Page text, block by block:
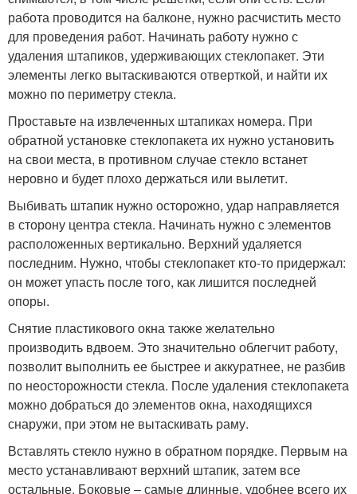
работа проводится на балконе, нужно расчистить место
для проведения работ. Начинать работу нужно с
удаления штапиков, удерживающих стеклопакет. Эти
элементы легко вытаскиваются отверткой, и найти их
можно по периметру стекла.
Проставьте на извлеченных штапиках номера. При
обратной установке стеклопакета их нужно установить
на свои места, в противном случае стекло встанет
неровно и будет плохо держаться или вылетит.
Выбивать штапик нужно осторожно, удар направляется
в сторону центра стекла. Начинать нужно с элементов
расположенных вертикально. Верхний удаляется
последним. Нужно, чтобы стеклопакет кто-то придержал:
он может упасть после того, как лишится последней
опоры.
Снятие пластикового окна также желательно
производить вдвоем. Это значительно облегчит работу,
позволит выполнить ее быстрее и аккуратнее, не разбив
по неосторожности стекла. После удаления стеклопакета
можно добраться до элементов окна, находящихся
снаружи, при этом не вытаскивать раму.
Вставлять стекло нужно в обратном порядке. Первым на
место устанавливают верхний штапик, затем все
остальные. Боковые – самые длинные, удобнее всего их